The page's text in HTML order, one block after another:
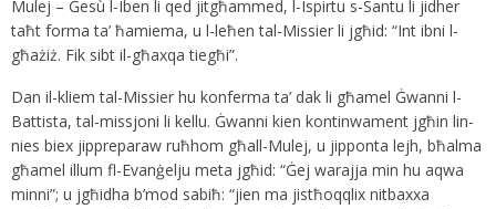
Mulej – Ġesù l-Iben li qed jitgħammed, l-Ispirtu s-Santu li jidher
taħt forma ta’ ħamiema, u l-leħen tal-Missier li jgħid: “Int ibni l-
għażiż. Fik sibt il-għaxqa tiegħi”.
Dan il-kliem tal-Missier hu konferma ta’ dak li għamel Ġwanni l-
Battista, tal-missjoni li kellu. Ġwanni kien kontinwament jgħin lin-
nies biex jippreparaw ruħhom għall-Mulej, u jipponta lejh, bħalma
għamel illum fl-Evanġelju meta jgħid: “Ġej warajja min hu aqwa
minni”; u jgħidha b’mod sabiħ: “jien ma jistħoqqlix nitbaxxa